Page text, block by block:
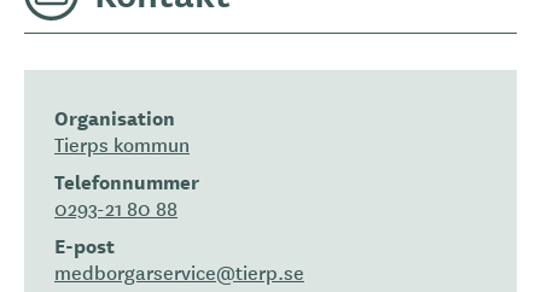
Organisation
Tierps kommun
Telefonnummer
0293-21 80 88
E-post
medborgarservice­@tierp.se